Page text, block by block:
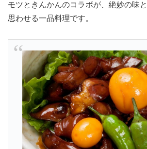
モツときんかんのコラボが、絶妙の味
思わせる一品料理です。